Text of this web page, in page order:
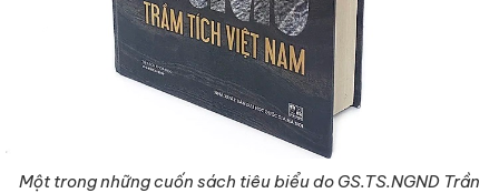
Một trong những cuốn sách tiêu biểu do GS.TS.NGND Trần